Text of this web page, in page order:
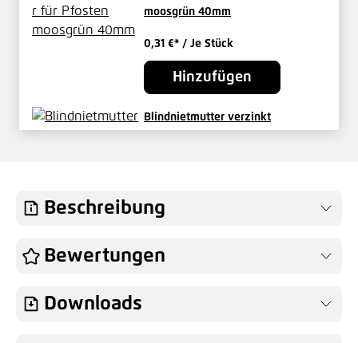
moosgrün 40mm
0,31 €* / Je Stück
Hinzufügen
Blindnietmutter verzinkt
Hinzufügen
mm grün
Beschreibung
Bewertungen
Downloads